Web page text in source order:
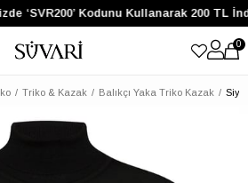
‘SVR200’ Kodunu Kullanarak 200 TL
0
Triko & Kazak Balıkçı Yaka Triko Kazak